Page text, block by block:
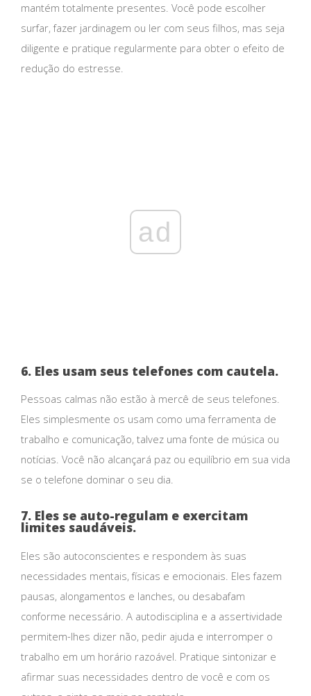
mantém totalmente presentes. Você pode escolher
surfar, fazer jardinagem ou ler com seus filhos, mas seja
diligente e pratique regularmente para obter o efeito de
redução do estresse.
ad
6. Eles usam seus telefones com cautela.
Pessoas calmas não estão à mercê de seus telefones.
Eles simplesmente os usam como uma ferramenta de
trabalho e comunicação, talvez uma fonte de música ou
notícias. Você não alcançará paz ou equilíbrio em sua vida
se o telefone dominar o seu dia.
7. Eles se auto-regulam e exercitam
limites saudáveis.
Eles são autoconscientes e respondem às suas
necessidades mentais, físicas e emocionais. Eles fazem
pausas, alongamentos e lanches, ou desabafam
conforme necessário. A autodisciplina e a assertividade
permitem-lhes dizer não, pedir ajuda e interromper o
trabalho em um horário razoável. Pratique sintonizar e
afirmar suas necessidades dentro de você e com os